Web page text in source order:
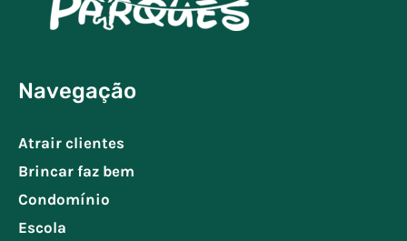
Navegação
Atrair clientes
Brincar faz bem
Condomínio
Escola